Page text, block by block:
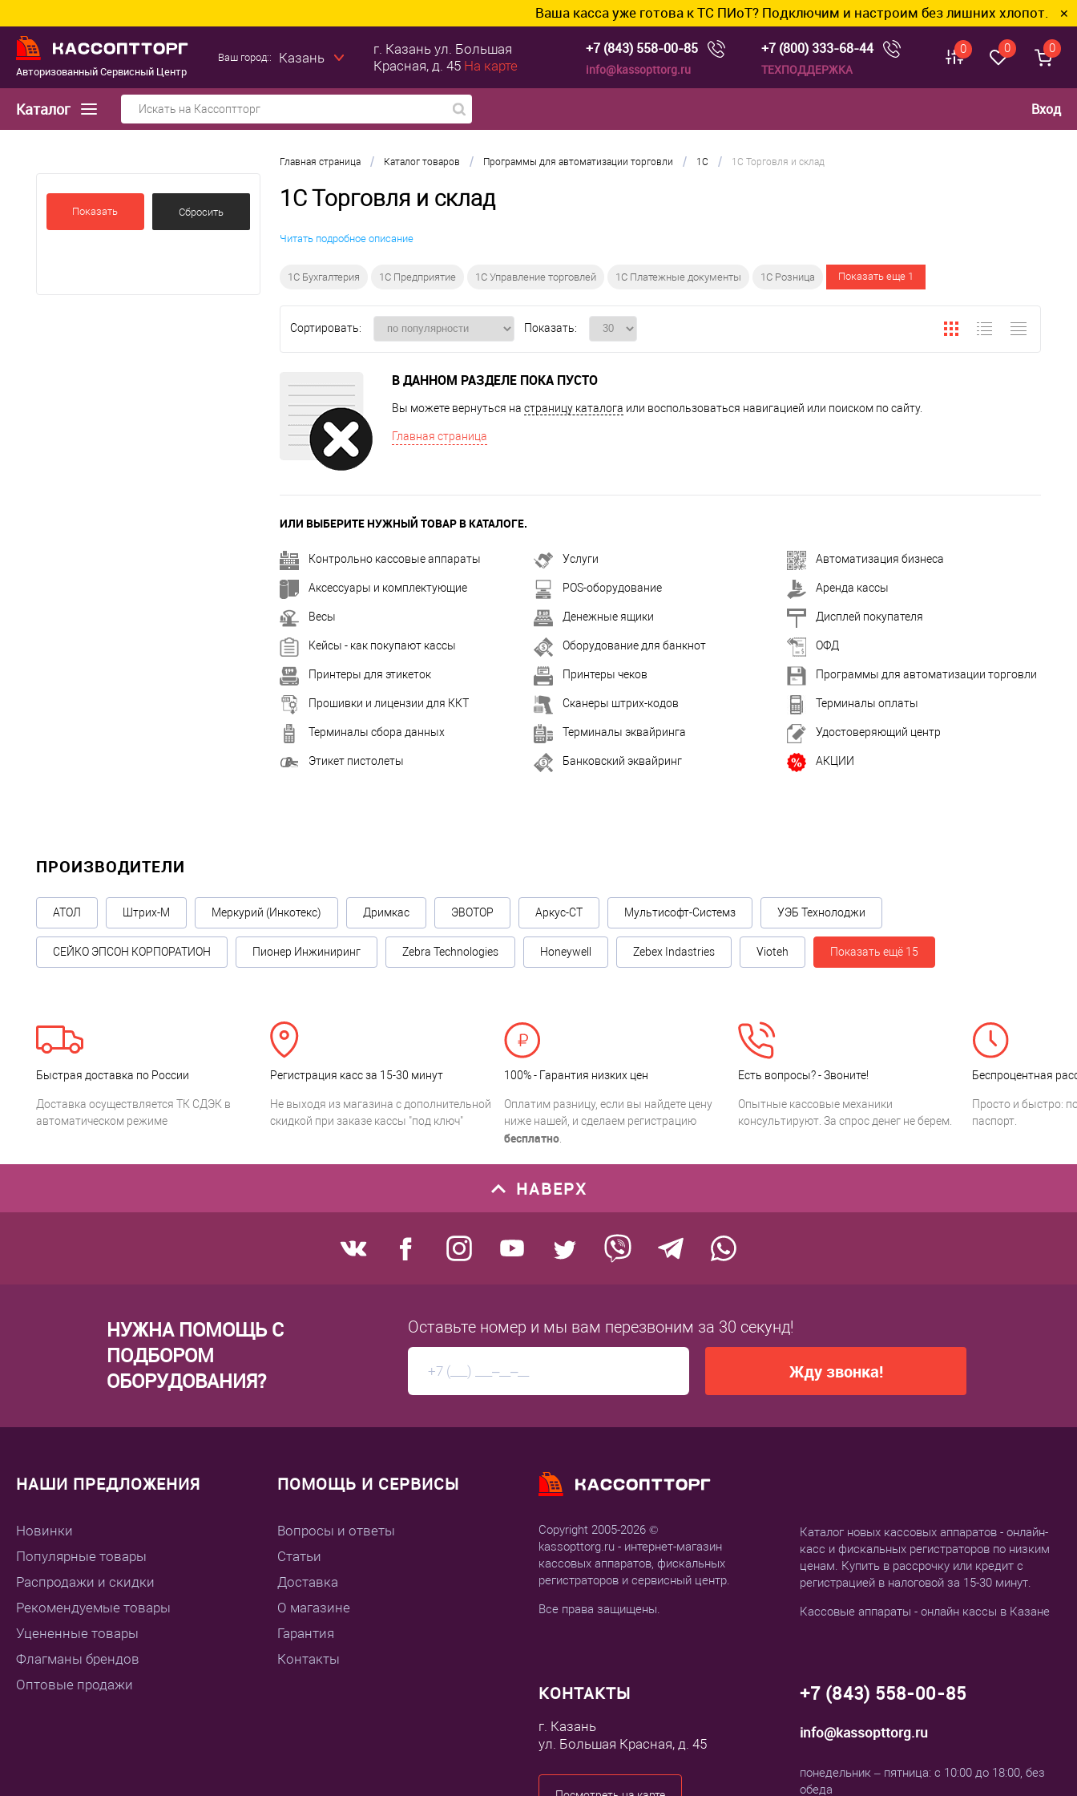
Ваша касса уже готова к ТС ПИоТ? Подключим и настроим без лишних хлопот. ✕
Авторизованный Сервисный Центр
Ваш город:: Казань
г. Казаньул. Большая
Красная, д. 45 На карте
+7 (843) 558-00-85
info@kassopttorg.ru
+7 (800) 333-68-44
ТЕХПОДДЕРЖКА
0 0 0
Каталог Вход
Показать
Главная страница / Каталог товаров / Программы для автоматизации торговли / 1C / 1С Торговля и склад
1С Торговля и склад
Читать подробное описание
1С Бухгалтерия 1С Предприятие 1С Управление торговлей 1С Платежные документы 1С Розница Показать еще 1
Сортировать: Показать:
В ДАННОМ РАЗДЕЛЕ ПОКА ПУСТО
Вы можете вернуться на страницу каталога или воспользоваться навигацией или поиском по сайту.
Главная страница
ИЛИ ВЫБЕРИТЕ НУЖНЫЙ ТОВАР В КАТАЛОГЕ.
Контрольно кассовые аппараты Услуги Автоматизация бизнеса
Аксессуары и комплектующие POS-оборудование Аренда кассы
Весы Денежные ящики Дисплей покупателя
Кейсы - как покупают кассы Оборудование для банкнот ОФД
Принтеры для этикеток Принтеры чеков Программы для автоматизации торговли
Прошивки и лицензии для ККТ Сканеры штрих-кодов Терминалы оплаты
Терминалы сбора данных Терминалы эквайринга Удостоверяющий центр
Этикет пистолеты Банковский эквайринг АКЦИИ
ПРОИЗВОДИТЕЛИ
АТОЛ Штрих-М Меркурий (Инкотекс) Дримкас ЭВОТОР Аркус-СТ Мультисофт-Системз УЭБ Технолоджи
СЕЙКО ЭПСОН КОРПОРАТИОН Пионер Инжиниринг Zebra Technologies Honeywell Zebex Indastries Vioteh Показать ещё 15
Быстрая доставка по России
Доставка осуществляется ТК СДЭК в
автоматическом режиме
Регистрация касс за 15-30 минут
Не выходя из магазина с дополнительной
скидкой при заказе кассы "под ключ"
100% - Гарантия низких цен
Оплатим разницу, если вы найдете цену
ниже нашей, и сделаем регистрацию
бесплатно
Есть вопросы? - Звоните!
Опытные кассовые механики
консультируют. За спрос денег не берем.
Беспроцентная
Просто и быстро:
паспорт.
НАВЕРХ
НУЖНА ПОМОЩЬ С
ПОДБОРОМ
ОБОРУДОВАНИЯ?
Оставьте номер и мы вам перезвоним за 30 секунд!
Жду звонка!
НАШИ ПРЕДЛОЖЕНИЯ
Новинки
Популярные товары
Распродажи и скидки
Рекомендуемые товары
Уцененные товары
Флагманы брендов
Оптовые продажи
ПОМОЩЬ И СЕРВИСЫ
Вопросы и ответы
Статьи
Доставка
О магазине
Гарантия
Контакты
Copyright 2005-2026 ©
kassopttorg.ru - интернет-магазин
кассовых аппаратов, фискальных
регистраторов и сервисный центр.
Все права защищены.
Каталог новых кассовых аппаратов - онлайн-
касс и фискальных регистраторов по низким
ценам. Купить в рассрочку или кредит с
регистрацией в налоговой за 15-30 минут.
Кассовые аппараты - онлайн кассы в Казане
КОНТАКТЫ
г. Казань
ул. Большая Красная, д. 45
+7 (843) 558-00-85
info@kassopttorg.ru
понедельник – пятница: с 10:00 до 18:00, без
обеда